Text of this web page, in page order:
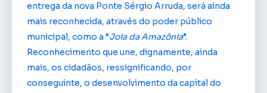
entrega da nova Ponte Sérgio Arruda, será ainda
mais reconhecida, através do poder público
municipal, como a “Joia da Amazônia”.
Reconhecimento que une, dignamente, ainda
mais, os cidadãos, ressignificando, por
conseguinte, o desenvolvimento da capital do